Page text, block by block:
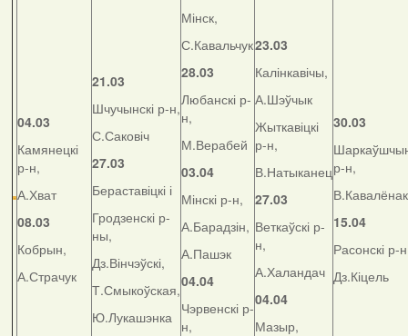
04.03
Камянецкі
р-н,
А.Хват
08.03
Кобрын,
А.Страчук
21.03
Шчучынскі р-н,
С.Саковіч
27.03
Бераставіцкі і
Гродзенскі р-
ны,
Дз.Вінчэўскі,
Т.Смыкоўская,
Ю.Лукашэнка
Мінск,
С.Кавальчук
28.03
Любанскі р-
н,
М.Верабей
03.04
Мінскі р-н,
А.Барадзін,
А.Пашэк
04.04
Чэрвенскі р-
н,
23.03
Калінкавічы,
А.Шэўчык
Жыткавіцкі
р-н,
В.Натыканец
27.03
Веткаўскі р-
н,
А.Халандач
04.04
Мазыр,
30.03
р-н,
В.Кавалёнак
15.04
Расонскі р-
Дз.Кіцель